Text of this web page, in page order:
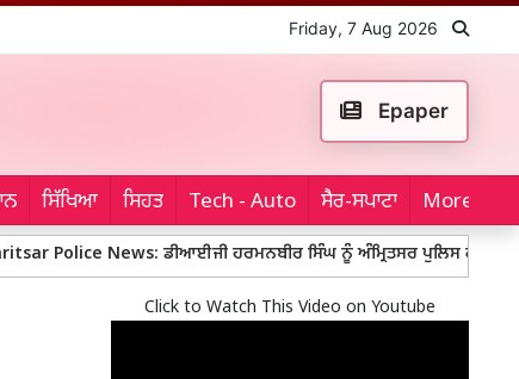
Friday, 7 Aug 2026
Epaper
ਸਿੱਖਿਆ ਸਿਹਤ Tech - Auto ਸੈਰ-ਸਪਾਟਾ More...
News: ਡੀਆਈਜੀ ਹਰਮਨਬੀਰ ਸਿੰਘ ਨੂੰ ਅੰਮ੍ਰਿਤਸਰ ਪੁਲਿਸ ਕਮਿਸ਼ਨਰ ਦਾ ਵਾਧੂ
Click to Watch This Video on Youtube